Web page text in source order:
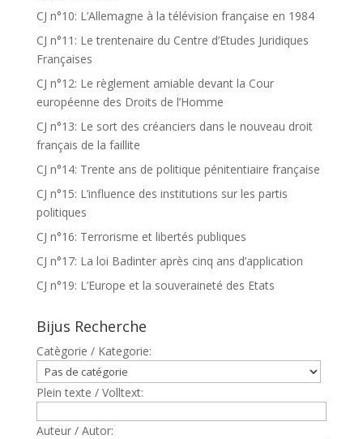
CJ n°10: L’Allemagne à la télévision française en 1984
CJ n°11: Le trentenaire du Centre d’Etudes Juridiques
Françaises
CJ n°12: Le règlement amiable devant la Cour
européenne des Droits de l’Homme
CJ n°13: Le sort des créanciers dans le nouveau droit
français de la faillite
CJ n°14: Trente ans de politique pénitentiaire française
CJ n°15: L’influence des institutions sur les partis
politiques
CJ n°16: Terrorisme et libertés publiques
CJ n°17: La loi Badinter après cinq ans d’application
CJ n°19: L’Europe et la souveraineté des Etats
Bijus Recherche
Catègorie / Kategorie:
Plein texte / Volltext:
Auteur / Autor: